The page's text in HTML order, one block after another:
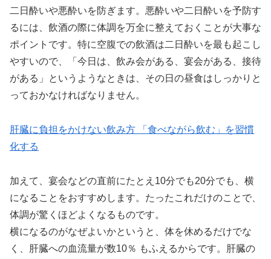
二日酔いや悪酔いを防ぎます。悪酔いや二日酔いを予防す
るには、飲酒の際に体調を万全に整えておくことが大事な
ポイントです。特に空腹での飲酒は二日酔いを最も起こし
やすいので、「今日は、飲み会がある、宴会がある、接待
がある」というようなときは、その日の昼食はしっかりと
っておかなければなりません。
肝臓に負担をかけない飲み方 「食べながら飲む」を習慣
化する
加えて、宴会などの直前にたとえ10分でも20分でも、横
になることをおすすめします。たったこれだけのことで、
体調が驚くほどよくなるものです。
横になるのがなぜよいかというと、体を休めるだけでな
く、肝臓への血流量が数10％ もふえるからです。肝臓の